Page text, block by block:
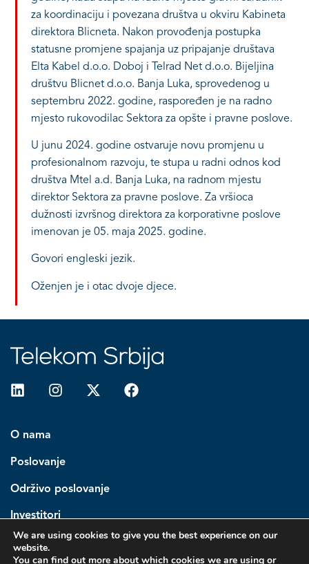
za koordinaciju i povezana društva u okviru Kabineta
direktora Blicneta. Nakon provođenja postupka
statusne promjene spajanja uz pripajanje društava
Elta Kabel d.o.o. Doboj i Telrad Net d.o.o. Bijeljina
društvu Blicnet d.o.o. Banja Luka, sprovedenog u
septembru 2022. godine, raspoređen je na radno
mjesto rukovodilac Sektora za opšte i pravne poslove.
U junu 2024. godine ostvaruje novu promjenu u
profesionalnom razvoju, te stupa u radni odnos kod
društva Mtel a.d. Banja Luka, na radnom mjestu
direktor Sektora za pravne poslove. Za vršioca
dužnosti izvršnog direktora za korporativne poslove
imenovan je 05. maja 2025. godine.
Govori engleski jezik.
Oženjen je i otac dvoje djece.
O nama
Poslovanje
Održivo poslovanje
Investitori
Medija centar
We are using cookies to give you the best experience on our
website.
You can find out more about which cookies we are using or